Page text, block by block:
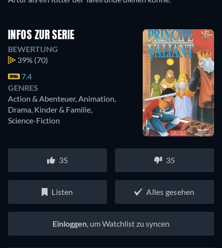
INFOS ZUR SERIE
BEWERTUNG
39% (70)
7.4
GENRES
Action & Abenteuer, Animation,
Drama, Kinder & Familie,
Science-Fiction
35 35
Listen Alles gesehen
Einloggen , um Watchlist zu syncen